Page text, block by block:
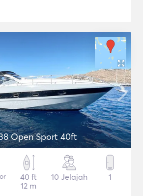
Open Sport 40ft
40 ft
12 m
10 Jelajah 1